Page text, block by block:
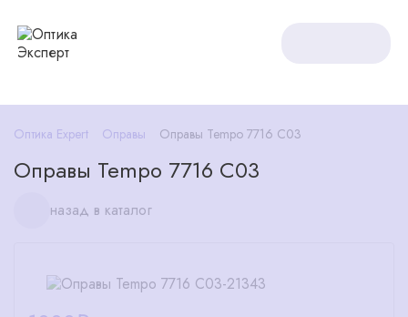
Оптика Expert Оправы Оправы Tempo 7716 С03
Оправы Tempo 7716 С03
назад в каталог